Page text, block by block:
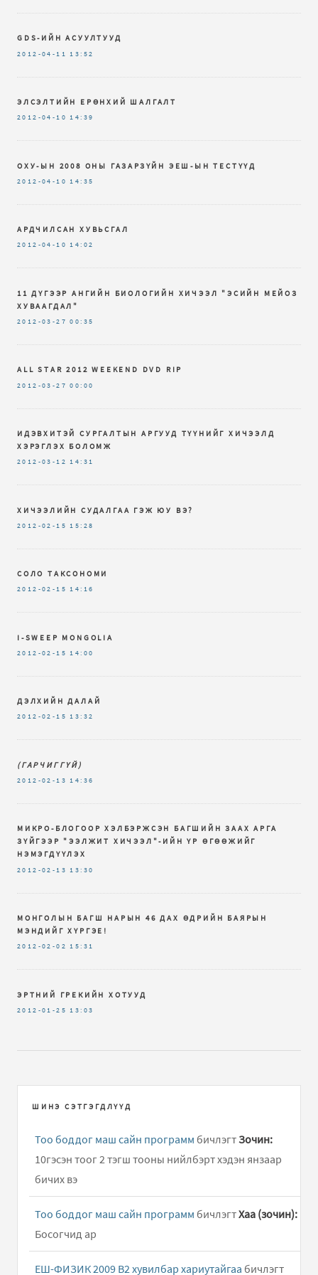
GDS-ИЙН АСУУЛТУУД
2012-04-11 13:52
ЭЛСЭЛТИЙН ЕРӨНХИЙ ШАЛГАЛТ
2012-04-10 14:39
ОХУ-ЫН 2008 ОНЫ ГАЗАРЗҮЙН ЭЕШ-ЫН ТЕСТҮҮД
2012-04-10 14:35
АРДЧИЛСАН ХУВЬСГАЛ
2012-04-10 14:02
11 ДҮГЭЭР АНГИЙН БИОЛОГИЙН ХИЧЭЭЛ "ЭСИЙН МЕЙОЗ
ХУВААГДАЛ"
2012-03-27 00:35
ALL STAR 2012 WEEKEND DVD RIP
2012-03-27 00:00
ИДЭВХИТЭЙ СУРГАЛТЫН АРГУУД ТҮҮНИЙГ ХИЧЭЭЛД
ХЭРЭГЛЭХ БОЛОМЖ
2012-03-12 14:31
ХИЧЭЭЛИЙН СУДАЛГАА ГЭЖ ЮУ ВЭ?
2012-02-15 15:28
СОЛО ТАКСОНОМИ
2012-02-15 14:16
I-SWEEP MONGOLIA
2012-02-15 14:00
ДЭЛХИЙН ДАЛАЙ
2012-02-15 13:32
(ГАРЧИГГҮЙ)
2012-02-13 14:36
МИКРО-БЛОГООР ХЭЛБЭРЖСЭН БАГШИЙН ЗААХ АРГА
ЗҮЙГЭЭР "ЭЭЛЖИТ ХИЧЭЭЛ"-ИЙН ҮР ӨГӨӨЖИЙГ
НЭМЭГДҮҮЛЭХ
2012-02-13 13:30
МОНГОЛЫН БАГШ НАРЫН 46 ДАХ ӨДРИЙН БАЯРЫН
МЭНДИЙГ ХҮРГЭЕ!
2012-02-02 15:31
ЭРТНИЙ ГРЕКИЙН ХОТУУД
2012-01-25 13:03
ШИНЭ СЭТГЭГДЛҮҮД
Тоо боддог маш сайн программ бичлэгтЗочин:
10гэсэн тоог 2 тэгш тооны нийлбэрт хэдэн янзаар
бичих вэ
Тоо боддог маш сайн программ бичлэгтХаа (зочин):
Босогчид ар
ЕШ-ФИЗИК 2009 В2 хувилбар хариутайгаа бичлэгт